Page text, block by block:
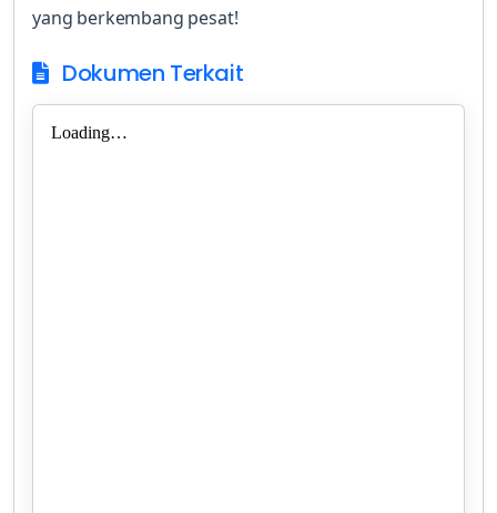
yang berkembang pesat!
Dokumen Terkait